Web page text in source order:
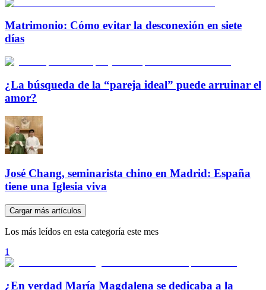
Matrimonio: Cómo evitar la desconexión en siete
días
¿La búsqueda de la “pareja ideal” puede arruinar el
amor?
José Chang, seminarista chino en Madrid: España
tiene una Iglesia viva
Cargar más artículos
Los más leídos en esta categoría este mes
1
¿En verdad María Magdalena se dedicaba a la